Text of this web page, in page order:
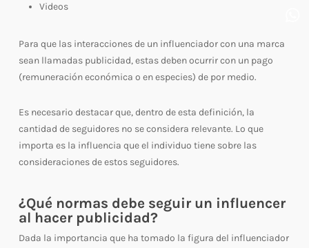
Videos
Para que las interacciones de un influenciador con una marca
sean llamadas publicidad, estas deben ocurrir con un pago
(remuneración económica o en especies) de por medio.
Es necesario destacar que, dentro de esta definición, la
cantidad de seguidores no se considera relevante. Lo que
importa es la influencia que el individuo tiene sobre las
consideraciones de estos seguidores.
¿Qué normas debe seguir un influencer
al hacer publicidad?
Dada la importancia que ha tomado la figura del influenciador